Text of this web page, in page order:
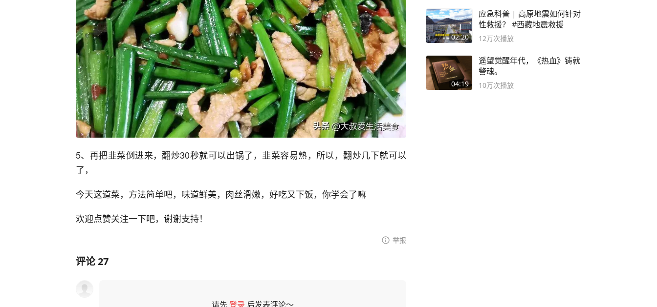
5、再把韭菜倒进来，翻炒30秒就可以出锅了，韭菜容易熟，所以，翻炒几下就可以
了，
今天这道菜，方法简单吧，味道鲜美，肉丝滑嫩，好吃又下饭，你学会了嘛
欢迎点赞关注一下吧，谢谢支持！
举报
评论27
请先登录 后发表评论～
02:20
应急科普 | 高原地震如何针对
性救援？ #西藏地震救援
12万次播放
04:19
遥望觉醒年代，《热血》铸就
警魂。
10万次播放